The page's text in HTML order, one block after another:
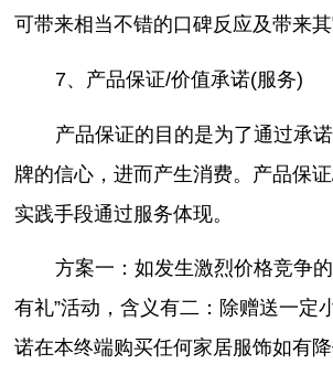
可带来相当不错的口碑反应及带来
7、产品保证/价值承诺(服务)
产品保证的目的是为了通过承
牌的信心，进而产生消费。产品保
实践手段通过服务体现。
方案一：如发生激烈价格竞争
有礼”活动，含义有二：除赠送一定
诺在本终端购买任何家居服饰如有